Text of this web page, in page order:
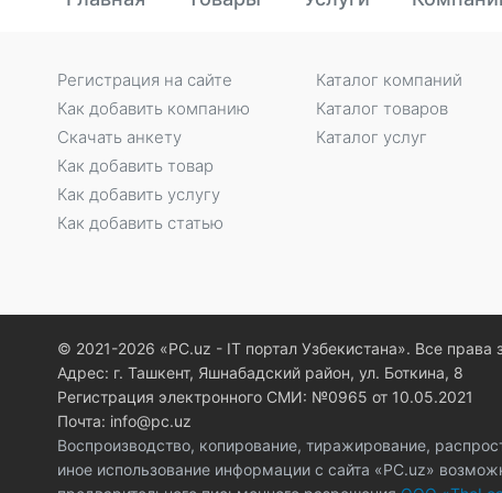
Регистрация на сайте
Как добавить компанию
Скачать анкету
Как добавить товар
Как добавить услугу
Как добавить статью
Каталог компаний
Каталог товаров
Каталог услуг
© 2021-2026 «PC.uz - IT портал Узбекистана». Все
Адрес: г. Ташкент, Яшнабадский район, ул. Боткина, 8
Регистрация электронного СМИ: №0965 от 10.05.2021
Почта: info@pc.uz
Воспроизводство, копирование, тиражирование,
иное использование информации с сайта «PC.uz»